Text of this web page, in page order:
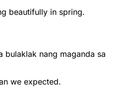
beautifully in spring.
bulaklak nang maganda sa
we expected.